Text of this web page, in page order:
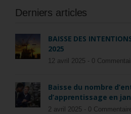
Derniers articles
BAISSE DES
2025
12 avril 2025 - 0
Baisse du nombre
d’apprentissage en
2 avril 2025 - 0